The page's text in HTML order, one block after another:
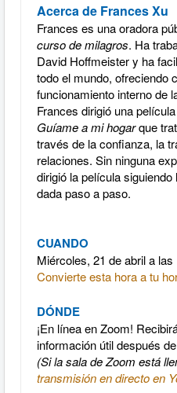
Acerca de Frances Xu
Frances es una oradora
curso de milagros. Ha
David Hoffmeister y ha
todo el mundo, ofreciendo
funcionamiento interno de
Frances dirigió una
Guíame a mi hogarque
través de la confianza, la
relaciones. Sin ninguna
dirigió la película
dada paso a paso.
CUANDO
Miércoles, 21 de abril a
Convierte esta hora a tu
DÓNDE
¡En línea en Zoom!
información útil después
(Si la sala de Zoom está
transmisión en directo en